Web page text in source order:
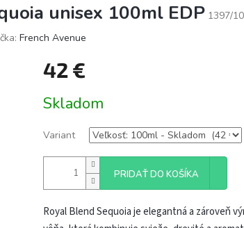
unisex 100ml EDP 1397/
French Avenue
42 €
cena:
Skladom
Variant
PRIDAŤ DO KOŠÍKA
Royal Blend Sequoia je elegantná a zároveň